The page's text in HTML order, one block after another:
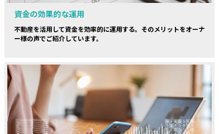
資金の効果的な運用
不動産を活用して資金を効率的に運用する。そのメリットをオーナ
ー様の声でご紹介しています。